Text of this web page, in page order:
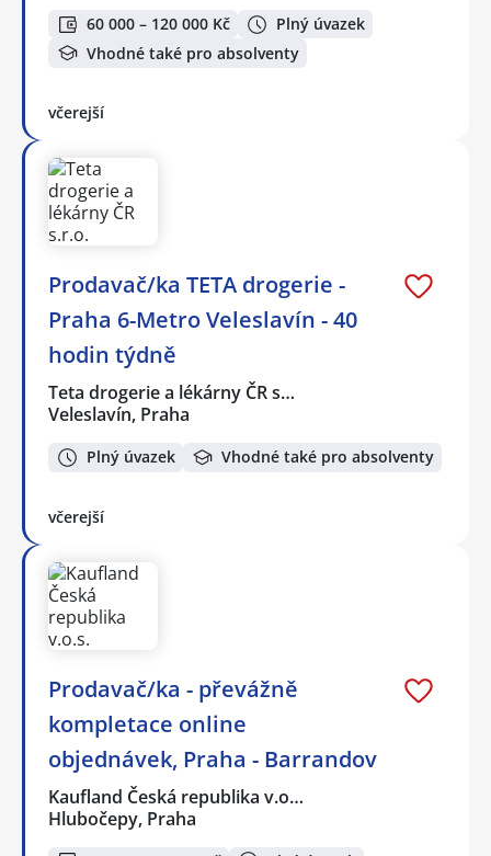
60 000 – 120 000 Kč
Plný úvazek
Vhodné také pro absolventy
včerejší
Prodavač/ka TETA drogerie -
Praha 6-Metro Veleslavín - 40
hodin týdně
Teta drogerie a lékárny ČR s…
Veleslavín, Praha
Plný úvazek Vhodné také pro absolventy
včerejší
Prodavač/ka - převážně
kompletace online
objednávek, Praha - Barrandov
Kaufland Česká republika v.o…
Hlubočepy, Praha